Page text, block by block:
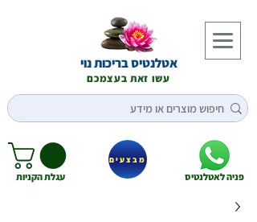
אטלנטיס בריכות נוי
עשו זאת בעצמכם
פניה לאטלנטיס עגלת הקניות
מבצעים